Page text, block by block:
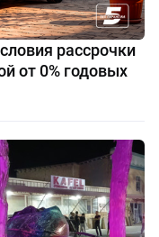
рассрочки
от 0% годовых